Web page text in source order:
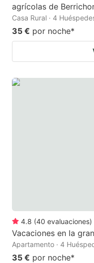
agrícolas de
Casa Rural · 4
35 € por noche*
4.8 (40 evaluaciones)
Vacaciones en la
Apartamento · 4
35 € por noche*